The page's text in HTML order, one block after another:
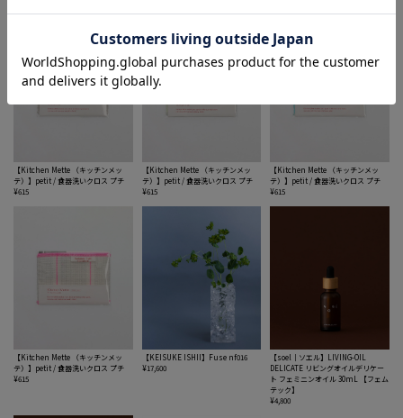
【Kitchen Mette （キッチンメッ
テ）】petit / 食器洗いクロス プチ
¥615
【Kitchen Mette （キッチンメッ
テ）】petit / 食器洗いクロス プチ
¥615
【Kitchen Mette （キッチンメッ
テ）】petit / 食器洗いクロス プチ
¥615
【Kitchen Mette （キッチンメッ
テ）】petit / 食器洗いクロス プチ
¥615
【KEISUKE ISHII】Fuse nf016
¥17,600
【soel｜ソエル】LIVING-OIL
DELICATE リビングオイルデリケー
ト フェミニンオイル 30mL 【フェム
テック】
¥4,800